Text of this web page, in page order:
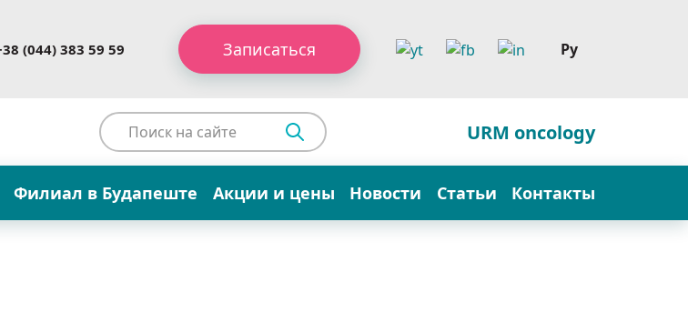
(044) 383 59 59 Записаться Ру
URM oncology
Филиал в Будапеште Акции и цены Новости Статьи Контакты